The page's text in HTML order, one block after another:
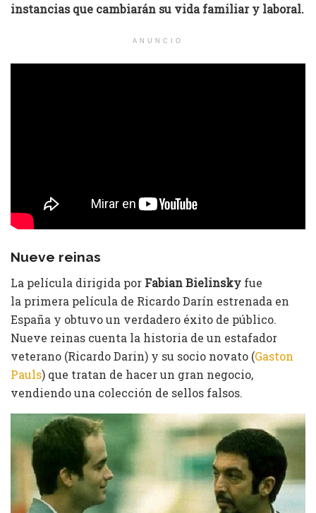
instancias que cambiarán su vida familiar y laboral.
ANUNCIO
Nueve reinas
La película dirigida por Fabian Bielinsky fue
la primera película de Ricardo Darín estrenada en
España y obtuvo un verdadero éxito de público.
Nueve reinas cuenta la historia de un estafador
veterano (Ricardo Darin) y su socio novato (Gaston
Pauls) que tratan de hacer un gran negocio,
vendiendo una colección de sellos falsos.